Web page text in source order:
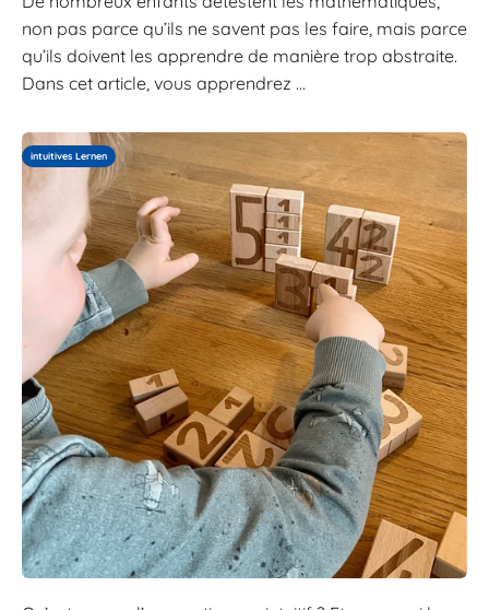
non pas parce qu’ils ne savent pas les faire, mais parce
qu’ils doivent les apprendre de manière trop abstraite.
Dans cet article, vous apprendrez ...
intuitives Lernen